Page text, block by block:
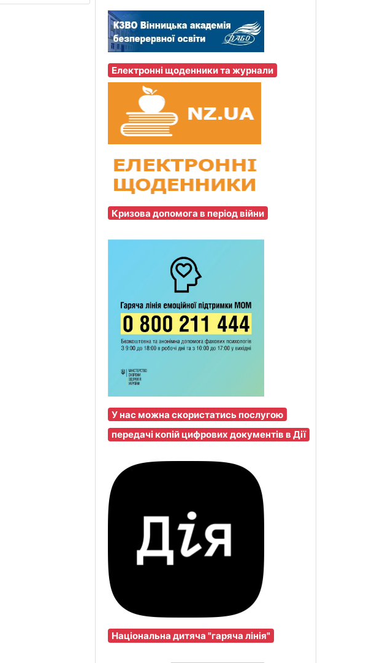
Електронні щоденники та журнали
Кризова допомога в період війни
У нас можна скористатись послугою
передачі копій цифрових документів в Дії
Національна дитяча "гаряча лінія"